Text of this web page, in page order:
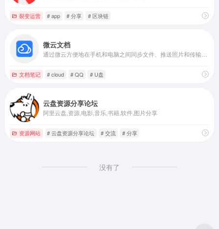
裂变运营 # app # 分享 # 区块链
微云文档
文档笔记 # cloud # QQ # U盘
云盘资源分享论坛
阿里云盘,资源,电影,音乐,书籍,软件,图片分享
资源网站 # 云盘资源分享论坛 # 交流 # 分享
没有了